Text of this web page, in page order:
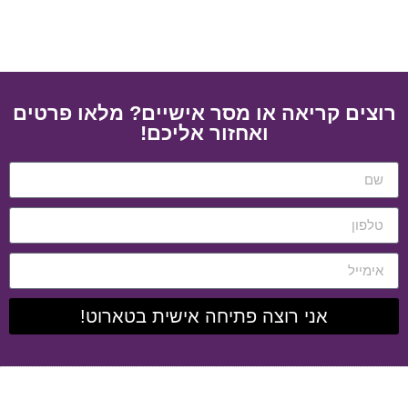
רוצים קריאה או מסר אישיים? מלאו פרטים
ואחזור אליכם!
אני רוצה פתיחה אישית בטארוט!